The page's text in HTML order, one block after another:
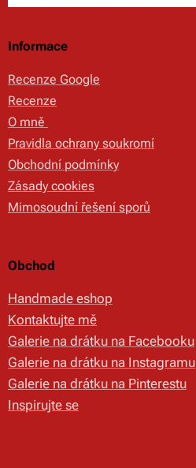
Informace
Recenze Google
Recenze
O mně
Pravidla ochrany soukromí
Obchodní podmínky
Zásady cookies
Mimosoudní řešení sporů
Obchod
Handmade eshop
Kontaktujte mě
Galerie na drátku na Facebooku
Galerie na drátku na Instagramu
Galerie na drátku na Pinterestu
Inspirujte se